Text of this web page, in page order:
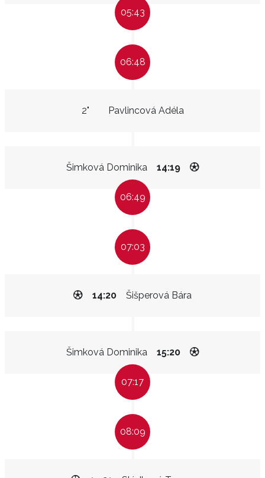
05:43
06:48
Pavlincová Adéla
2"
Šimková Dominika 14:19
06:49
07:03
Šišperová Bára
14:20
Šimková Dominika 15:20
07:17
08:09